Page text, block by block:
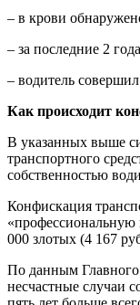
– в крови
– за последние 2
– водитель
Как происходит
В указанных выше
транспортного
собственностью
Конфискация
«профессиональную
000 злотых (4 167
По данным Главного
несчастные случаи